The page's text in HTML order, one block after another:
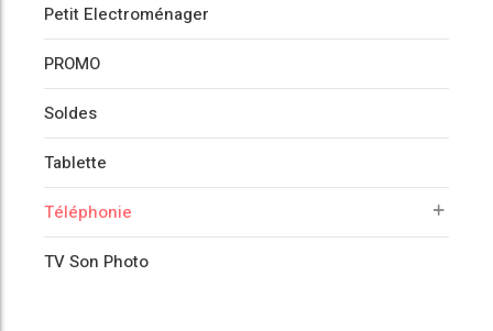
Petit Electroménager
PROMO
Soldes
Tablette
Téléphonie
TV Son Photo